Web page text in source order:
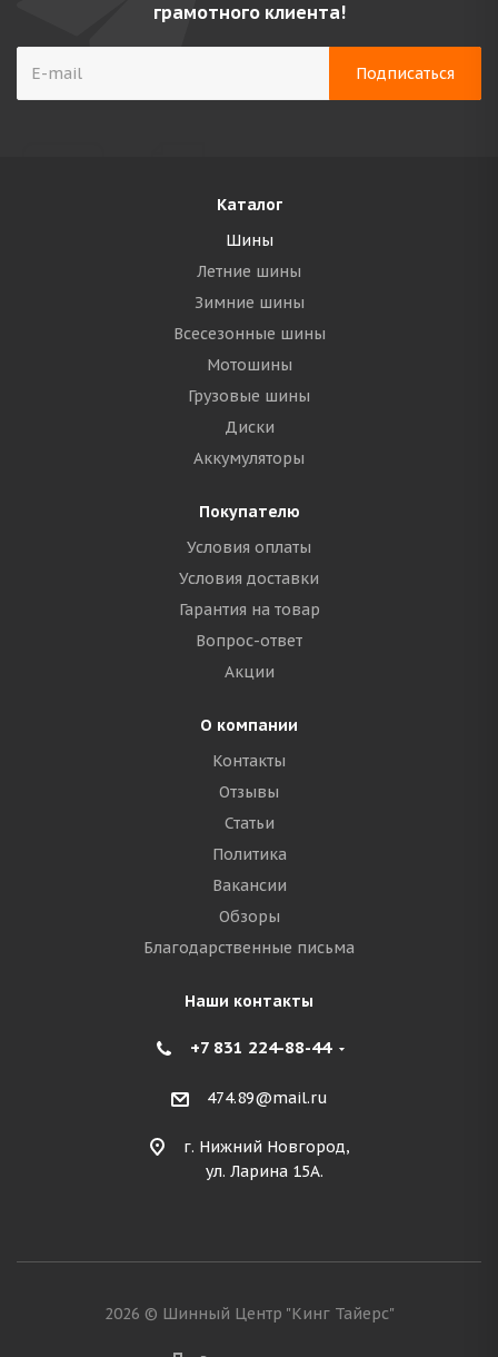
грамотного клиента!
Каталог
Шины
Летние шины
Зимние шины
Всесезонные шины
Мотошины
Грузовые шины
Диски
Аккумуляторы
Покупателю
Условия оплаты
Условия доставки
Гарантия на товар
Вопрос-ответ
Акции
О компании
Контакты
Отзывы
Статьи
Политика
Вакансии
Обзоры
Благодарственные письма
Наши контакты
+7 831 224-88-44
474.89@mail.ru
г. Нижний Новгород,
ул. Ларина 15А.
2026 © Шинный Центр "Кинг Тайерс"